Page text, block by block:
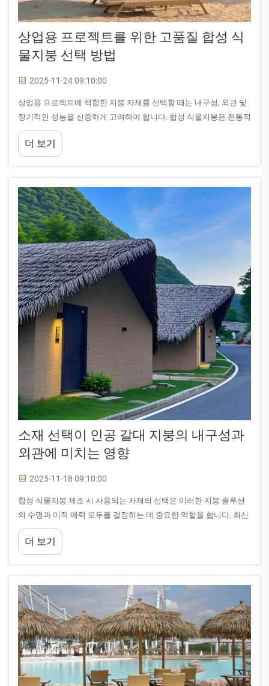
상업용 프로젝트를 위한 고품질 합성 식
물지붕 선택 방법
2025-11-24 09:10:00
상업용 프로젝트에 적합한 지붕 자재를 선택할 때는 내구성, 외관 및
장기적인 성능을 신중하게 고려해야 합니다. 합성 식물지붕은 전통적
인 외관을 그대로 재현하면서도 현대적인 기능을 원하는 사업자에게
이상적인 솔루션을 제공합니다.
더 보기
소재 선택이 인공 갈대 지붕의 내구성과
외관에 미치는 영향
2025-11-18 09:10:00
합성 식물지붕 제조 시 사용되는 자재의 선택은 이러한 지붕 솔루션
의 수명과 미적 매력 모두를 결정하는 데 중요한 역할을 합니다. 최신
합성 식물지붕 제품들은 현실감 있는 외관과 탁월한 내구성을 결합함
으로써 건설 산업에 혁신을 가져왔습니다.
더 보기